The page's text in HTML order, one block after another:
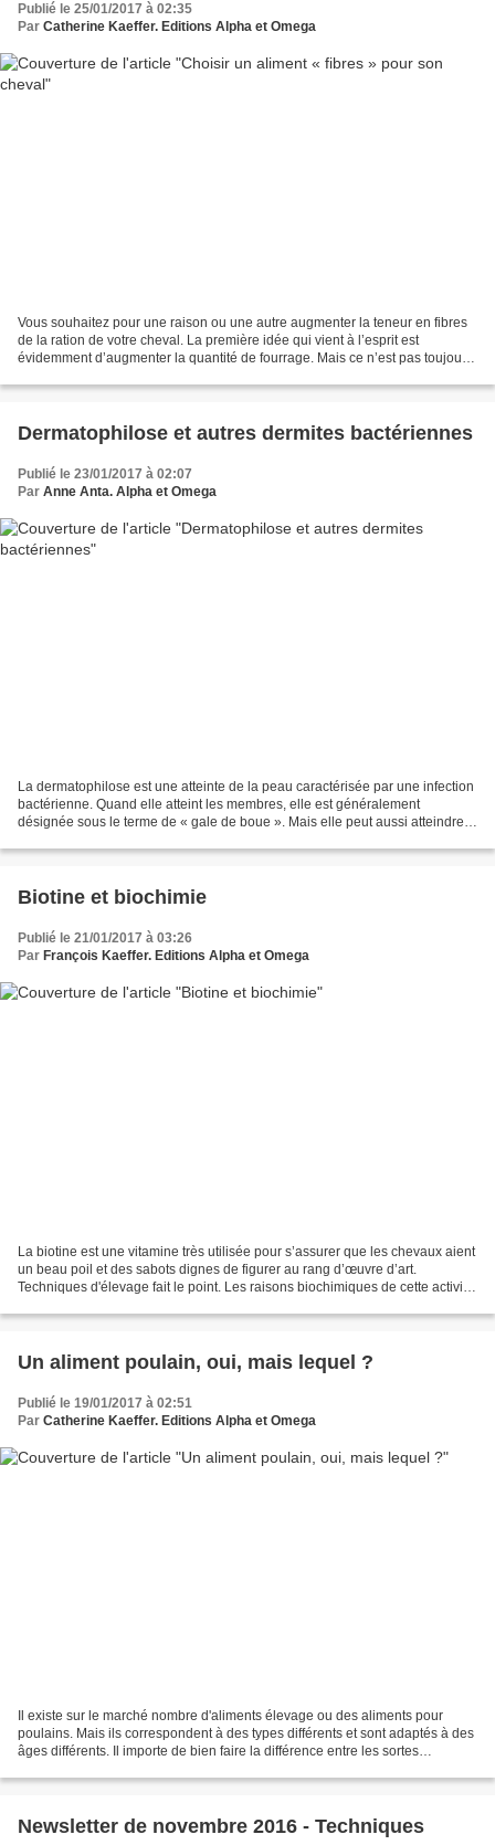
Publié le 25/01/2017 à 02:35
Par Catherine Kaeffer. Editions Alpha et Omega
Vous souhaitez pour une raison ou une autre augmenter la teneur en fibres
de la ration de votre cheval. La première idée qui vient à l’esprit est
évidemment d’augmenter la quantité de fourrage. Mais ce n’est pas toujours
Dermatophilose et autres dermites bactériennes
Publié le 23/01/2017 à 02:07
Par Anne Anta. Alpha et Omega
La dermatophilose est une atteinte de la peau caractérisée par une infection
bactérienne. Quand elle atteint les membres, elle est généralement
désignée sous le terme de « gale de boue ». Mais elle peut aussi atteindre
Biotine et biochimie
Publié le 21/01/2017 à 03:26
Par François Kaeffer. Editions Alpha et Omega
La biotine est une vitamine très utilisée pour s’assurer que les chevaux aient
un beau poil et des sabots dignes de figurer au rang d’œuvre d’art.
Techniques d'élevage fait le point. Les raisons biochimiques de cette activité
Un aliment poulain, oui, mais lequel ?
Publié le 19/01/2017 à 02:51
Par Catherine Kaeffer. Editions Alpha et Omega
Il existe sur le marché nombre d'aliments élevage ou des aliments pour
poulains. Mais ils correspondent à des types différents et sont adaptés à des
âges différents. Il importe de bien faire la différence entre les sortes
Newsletter de novembre 2016 - Techniques